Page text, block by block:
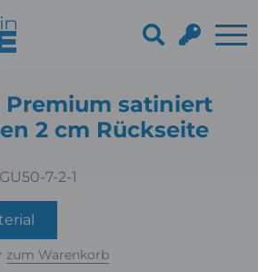
Premium satiniert
2 cm Rückseite
7-2-1
zum Warenkorb